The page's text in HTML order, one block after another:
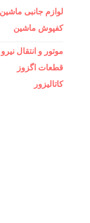
لوازم جانبی ماشین
کفپوش ماشین
موتور و انتقال نیرو
قطعات اگزوز
کاتالیزور